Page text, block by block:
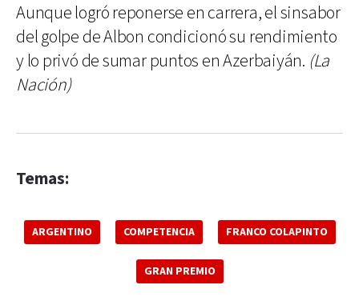
Aunque logró reponerse en carrera, el sinsabor
del golpe de Albon condicionó su rendimiento
y lo privó de sumar puntos en Azerbaiyán. (La
Nación)
Temas:
ARGENTINO COMPETENCIA FRANCO COLAPINTO
GRAN PREMIO